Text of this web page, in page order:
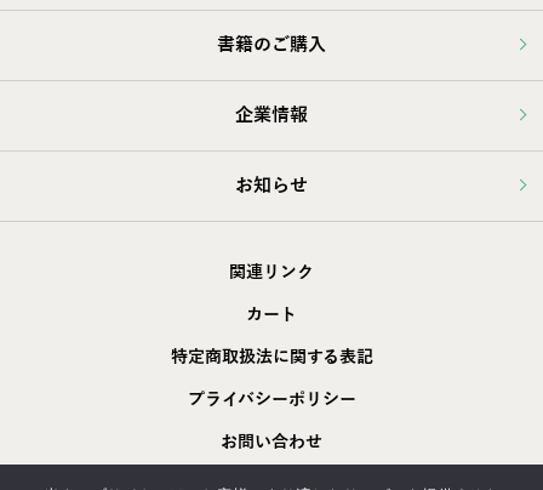
書籍のご購入
企業情報
お知らせ
関連リンク
カート
特定商取扱法に関する表記
プライバシーポリシー
お問い合わせ
採用情報